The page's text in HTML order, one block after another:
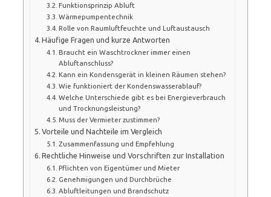
Funktionsprinzip Abluft
Wärmepumpentechnik
Rolle von Raumluftfeuchte und Luftaustausch
Häufige Fragen und kurze Antworten
Braucht ein Waschtrockner immer einen
Abluftanschluss?
Kann ein Kondensgerät in kleinen Räumen stehen?
Wie funktioniert der Kondenswasserablauf?
Welche Unterschiede gibt es bei Energieverbrauch
und Trocknungsleistung?
Muss der Vermieter zustimmen?
Vorteile und Nachteile im Vergleich
Zusammenfassung und Empfehlung
Rechtliche Hinweise und Vorschriften zur Installation
Pflichten von Eigentümer und Mieter
Genehmigungen und Durchbrüche
Abluftleitungen und Brandschutz